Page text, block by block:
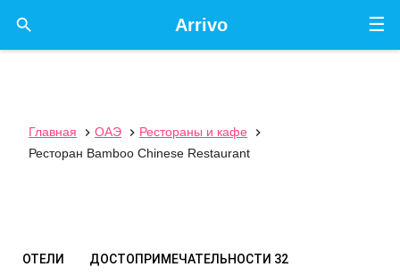
☰
Arrivo

Главная  ОАЭ  Рестораны и кафе

Ресторан Bamboo Chinese Restaurant
ОТЕЛИ ДОСТОПРИМЕЧАТЕЛЬНОСТИ 32